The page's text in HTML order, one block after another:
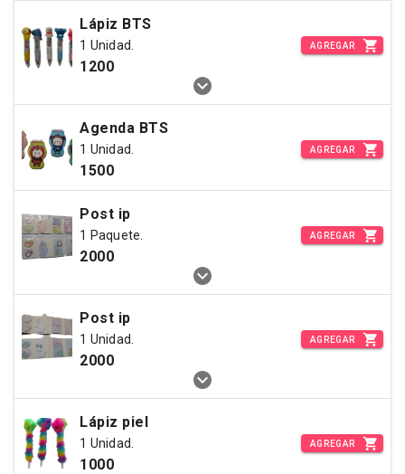
Lápiz BTS
1 Unidad.
1200
AGREGAR
Agenda BTS
1 Unidad.
1500
AGREGAR
Post ip
1 Paquete.
2000
AGREGAR
Post ip
1 Unidad.
2000
AGREGAR
Lápiz piel
1 Unidad.
1000
AGREGAR